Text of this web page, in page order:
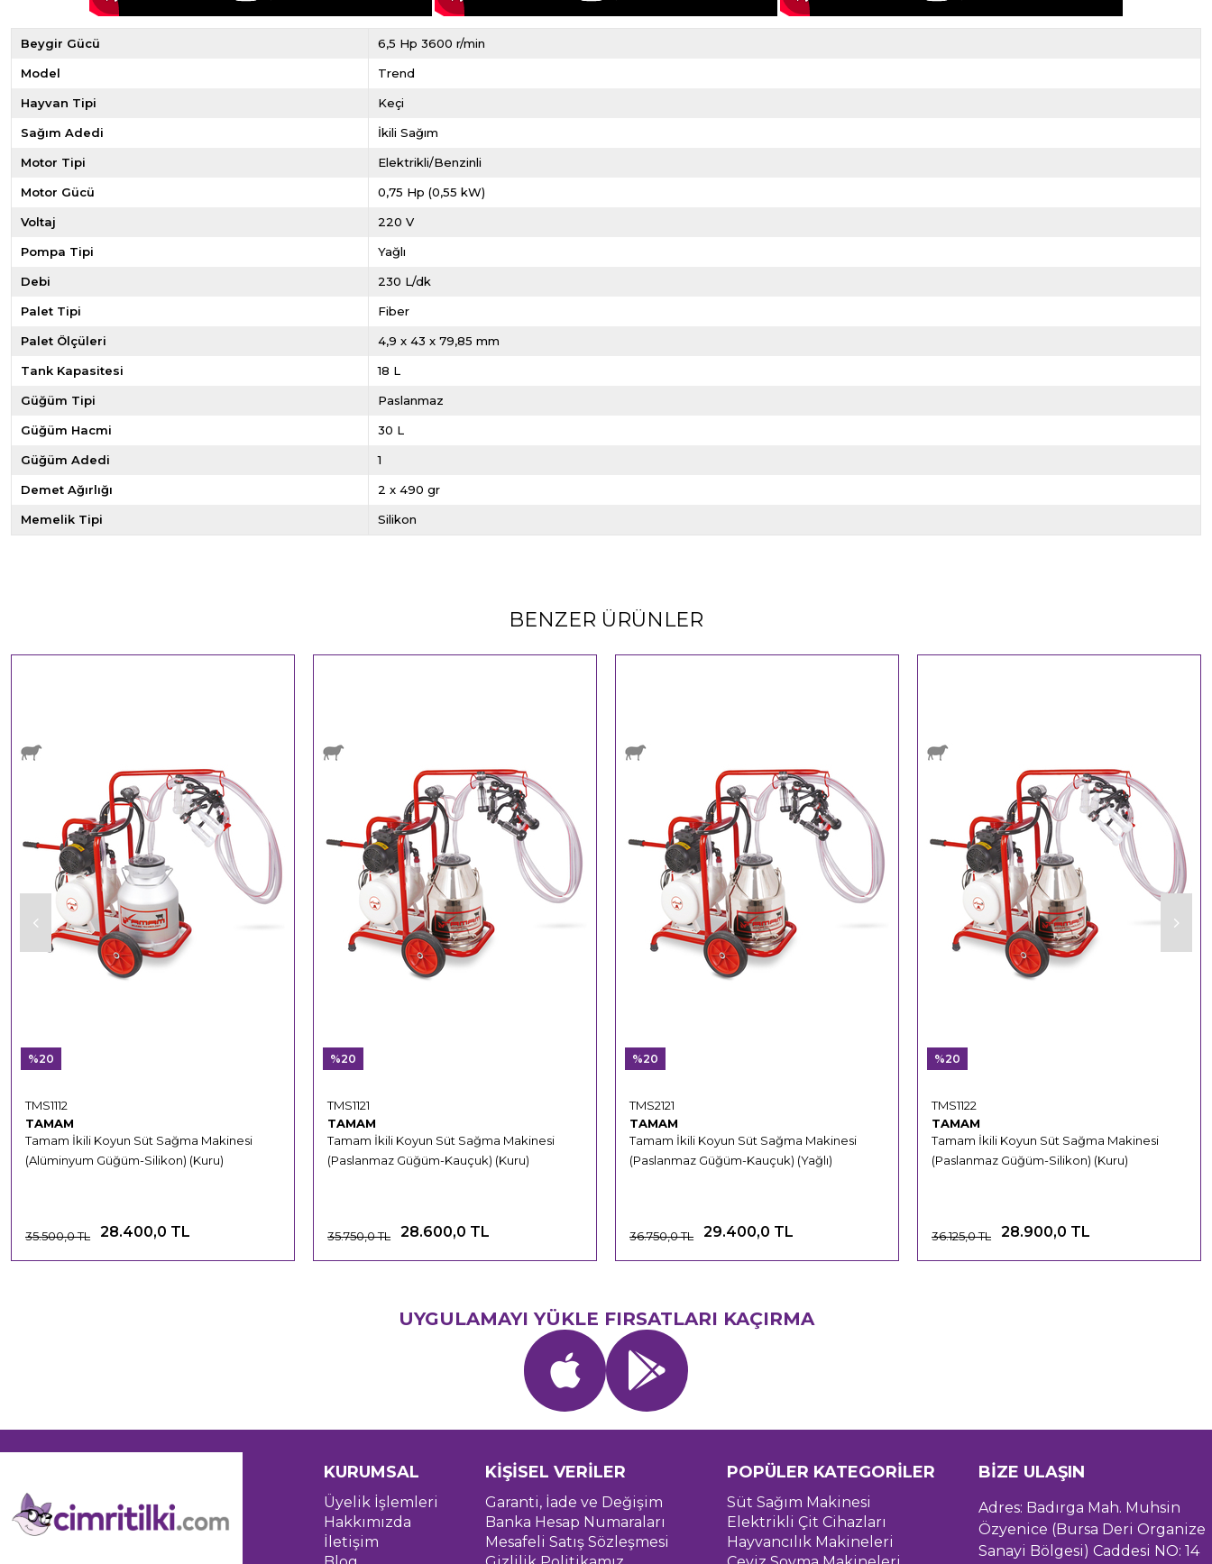
Beygir Gücü 6,5 Hp 3600 r/min
Model Trend
Hayvan Tipi Keçi
Sağım Adedi İkili Sağım
Motor Tipi Elektrikli/Benzinli
Motor Gücü 0,75 Hp (0,55 kW)
Voltaj 220 V
Pompa Tipi Yağlı
Debi 230 L/dk
Palet Tipi Fiber
Palet Ölçüleri 4,9 x 43 x 79,85 mm
Tank Kapasitesi 18 L
Güğüm Tipi Paslanmaz
Güğüm Hacmi 30 L
Güğüm Adedi 1
Demet Ağırlığı 2 x 490 gr
Memelik Tipi Silikon
BENZER ÜRÜNLER
TAMAM
Tamam İkili Koyun Süt Sağma Makinesi
(Alüminyum Güğüm-Silikon) (Kuru)
TMS1112
28.400,0 TL
35.500,0 TL
%20
TAMAM
Tamam İkili Koyun Süt Sağma Makinesi
(Paslanmaz Güğüm-Kauçuk) (Kuru)
TMS1121
28.600,0 TL
35.750,0 TL
%20
TAMAM
Tamam İkili Koyun Süt Sağma Makinesi
(Paslanmaz Güğüm-Kauçuk) (Yağlı)
TMS2121
29.400,0 TL
36.750,0 TL
%20
TAMAM
Tamam İkili Koyun Süt Sağma Makinesi
(Paslanmaz Güğüm-Silikon) (Kuru)
TMS1122
28.900,0 TL
36.125,0 TL
%20
UYGULAMAYI YÜKLE FIRSATLARI KAÇIRMA
KURUMSAL
Üyelik İşlemleri
Hakkımızda
İletişim
KİŞİSEL VERİLER
Garanti, İade ve Değişim
Banka Hesap Numaraları
Mesafeli Satış Sözleşmesi
POPÜLER KATEGORİLER
Süt Sağım Makinesi
Elektrikli Çit Cihazları
Hayvancılık Makineleri
BİZE ULAŞIN
Adres: Badırga Mah. Muhsin
Özyenice (Bursa Deri Organize
Sanayi Bölgesi) Caddesi NO: 14